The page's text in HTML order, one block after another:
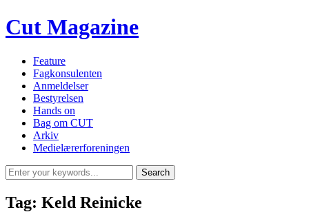
Cut Magazine
Feature
Fagkonsulenten
Anmeldelser
Bestyrelsen
Hands on
Bag om CUT
Arkiv
Medielærerforeningen
Tag: Keld Reinicke